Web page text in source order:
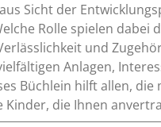
Sicht der
Rolle spielen
und
Anlagen,
Büchlein hilft allen,
die Ihnen